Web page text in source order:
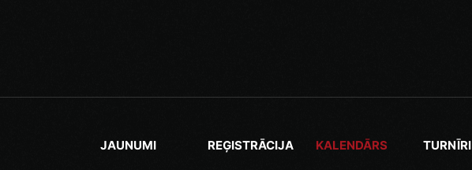
JAUNUMI REĢISTRĀCIJA KALENDĀRS TURNĪRI